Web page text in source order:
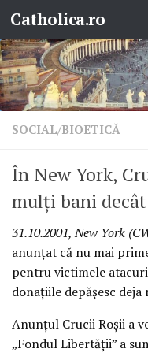
Skip to content
Catholica.ro
SOCIAL/BIOETICĂ
În New York,
mulţi bani
31.10.2001, New York
anunţat că nu mai
pentru victimele
donaţiile depăşesc deja
Anunţul Crucii Roşii a
„Fondul Libertăţii” a